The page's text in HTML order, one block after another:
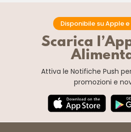
Disponibile su Apple
Scarica
Attiva le Notifiche Push
promozioni e